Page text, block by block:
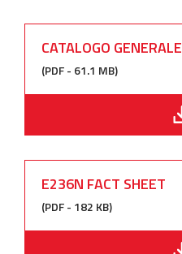
CATALOGO GENERALE
(PDF - 61.1 MB)
E236N FACT SHEET
(PDF - 182 KB)